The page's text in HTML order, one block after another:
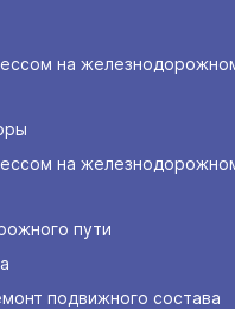
на
на
пути
подвижного состава